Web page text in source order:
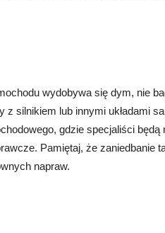
wydobywa się dym, nie
silnikiem lub innymi układami
gdzie specjaliści będą
Pamiętaj, że zaniedbanie
napraw.